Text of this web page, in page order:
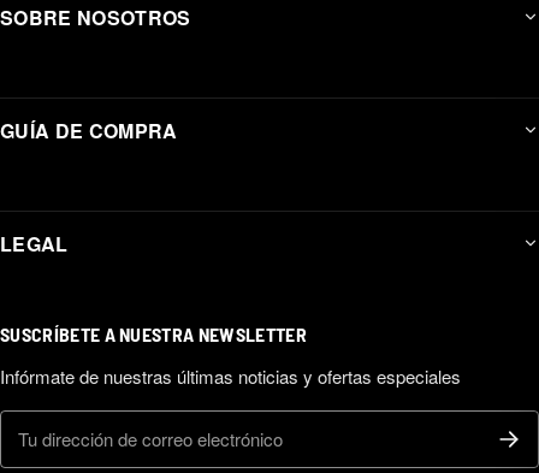
SOBRE NOSOTROS
GUÍA DE COMPRA
LEGAL
SUSCRÍBETE A NUESTRA NEWSLETTER
Infórmate de nuestras últimas noticias y ofertas especiales